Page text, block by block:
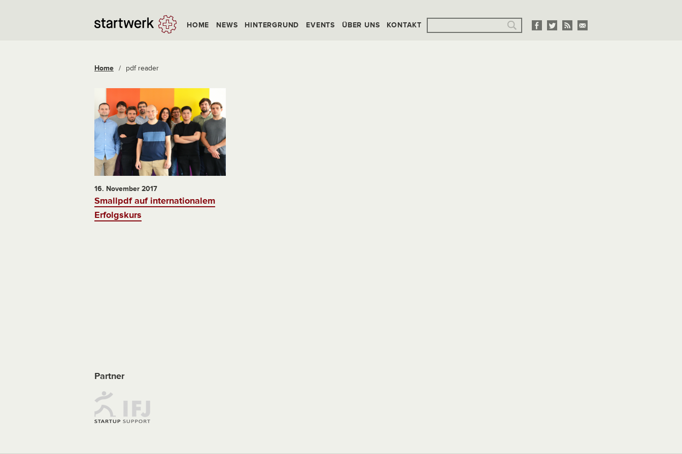
HOME NEWS HINTERGRUND EVENTS ÜBER UNS KONTAKT
Home / pdf reader
16. November 2017
Smallpdf auf internationalem
Erfolgskurs
Partner